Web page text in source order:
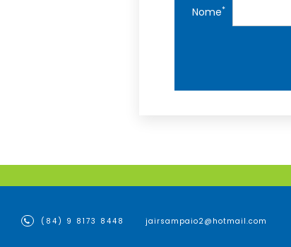
Nome*
(84) 9 8173 8448 jairsampaio2@hotmail.com